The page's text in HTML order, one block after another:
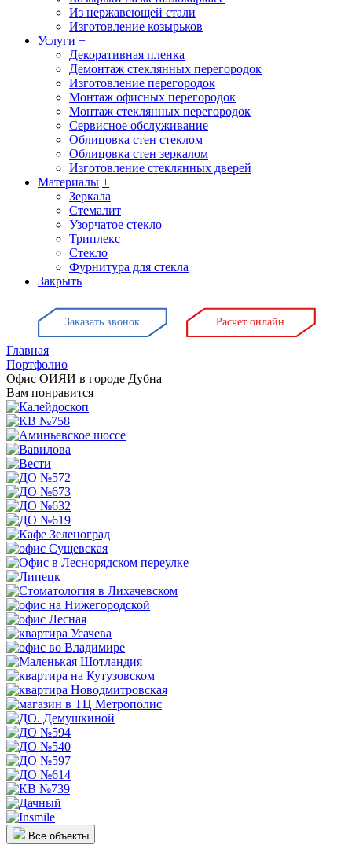
Из нержавеющей стали
Изготовление козырьков
Услуги +
Декоративная пленка
Демонтаж стеклянных перегородок
Изготовление перегородок
Монтаж офисных перегородок
Монтаж стеклянных перегородок
Сервисное обслуживание
Облицовка стен стеклом
Облицовка стен зеркалом
Изготовление стеклянных дверей
Материалы +
Зеркала
Стемалит
Узорчатое стекло
Триплекс
Стекло
Фурнитура для стекла
Закрыть
Заказать звонок Расчет онлайн
Главная
Портфолио
Офис ОИЯИ в городе Дубна
Вам понравится
Все объекты